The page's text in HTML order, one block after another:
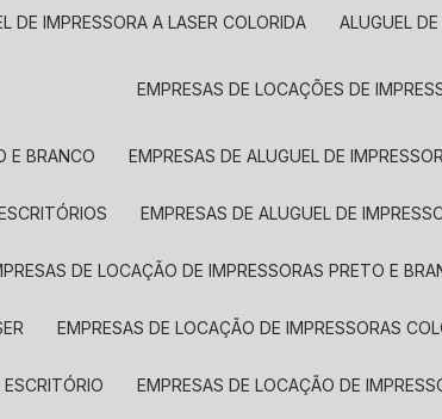
DE IMPRESSORA A LASER COLORIDA ALUGUEL
EMPRESAS DE LOCAÇÕES DE
E BRANCO EMPRESAS DE ALUGUEL DE
EMPRESAS DE ALUGUEL DE
DE LOCAÇÃO DE IMPRESSORAS PRETO E
EMPRESAS DE LOCAÇÃO DE IMPRESSORAS
ESCRITÓRIO EMPRESAS DE LOCAÇÃO DE